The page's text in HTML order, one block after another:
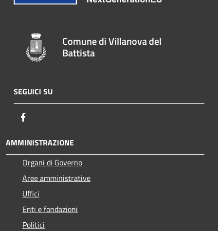
Comune di Villanova del
Battista
SEGUICI SU
AMMINISTRAZIONE
Organi di Governo
Aree amministrative
Uffici
Enti e fondazioni
Politici